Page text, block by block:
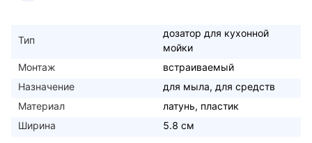
Тип
дозатор для кухонной
мойки
Монтаж
встраиваемый
Назначение
для мыла, для средств
Материал
латунь, пластик
Ширина
5.8 см